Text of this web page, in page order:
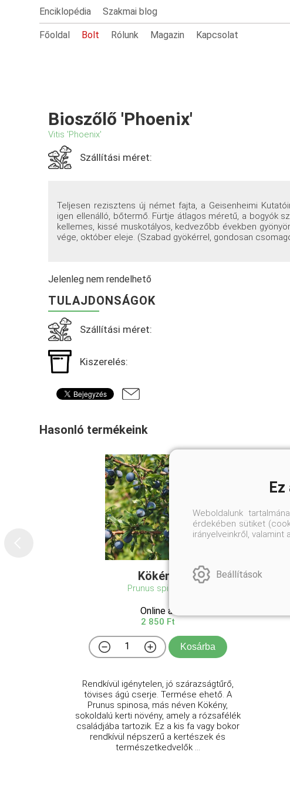
Enciklopédia Szakmai blog
Főoldal Bolt Rólunk Magazin Kapcsolat
Bioszőlő 'Phoenix'
Vitis 'Phoenix'
Szállítási méret:
Teljesen rezisztens új német fajta, a Geisenheimi
igen ellenálló, bőtermő. Fürtje átlagos méretű, a bogyók
kellemes, kissé muskotályos, kedvezőbb években
vége, október eleje. (Szabad gyökérrel, gondosan
Jelenleg nem rendelhető
TULAJDONSÁGOK
Szállítási méret:
Kiszerelés:
Hasonló termékeink
Kökény
Prunus spinosa
Online ár
2 850 Ft
Kosárba
Rendkívül igénytelen, jó szárazságtűrő,
tövises ágú cserje. Termése ehető. A
Prunus spinosa, más néven Kökény,
sokoldalú kerti növény, amely a rózsafélék
családjába tartozik. Ez a kis fa vagy bokor
rendkívül népszerű a kertészek és
természetkedvelők ...
Weboldalunk
érdekében sütiket
irányelveinkről,
Beállítások